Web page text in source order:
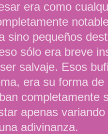
era como
sino pequeños
sólo era breve
salvaje. Esos
era su forma
completamente
apenas
adivinanza.